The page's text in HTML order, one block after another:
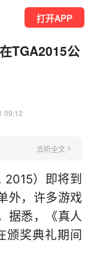
打开APP
TGA2015公
09:12
去听全文
）即将到
外，许多游戏
据悉，《真人
颁奖典礼期间